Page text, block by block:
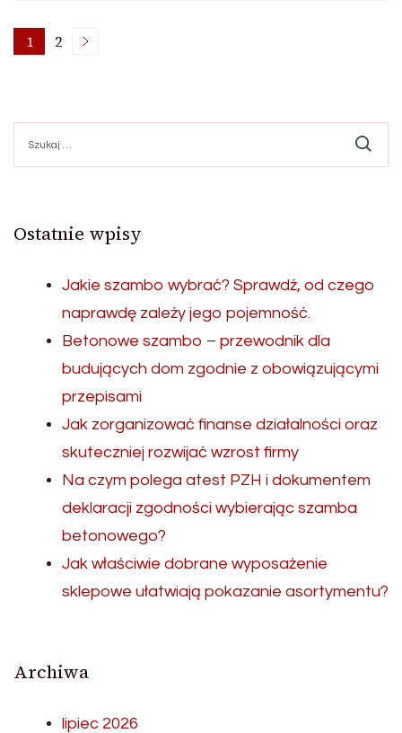
Stronicowanie
wpisów
Strona
1 Strona
2
Ostatnie wpisy
Jakie szambo wybrać? Sprawdź, od czego
naprawdę zależy jego pojemność.
Betonowe szambo – przewodnik dla
budujących dom zgodnie z obowiązującymi
przepisami
Jak zorganizować finanse działalności oraz
skuteczniej rozwijać wzrost firmy
Na czym polega atest PZH i dokumentem
deklaracji zgodności wybierając szamba
betonowego?
Jak właściwie dobrane wyposażenie
sklepowe ułatwiają pokazanie asortymentu?
Archiwa
lipiec 2026